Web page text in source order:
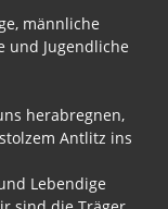
männliche
und Jugendliche
herabregnen,
Antlitz ins
Lebendige